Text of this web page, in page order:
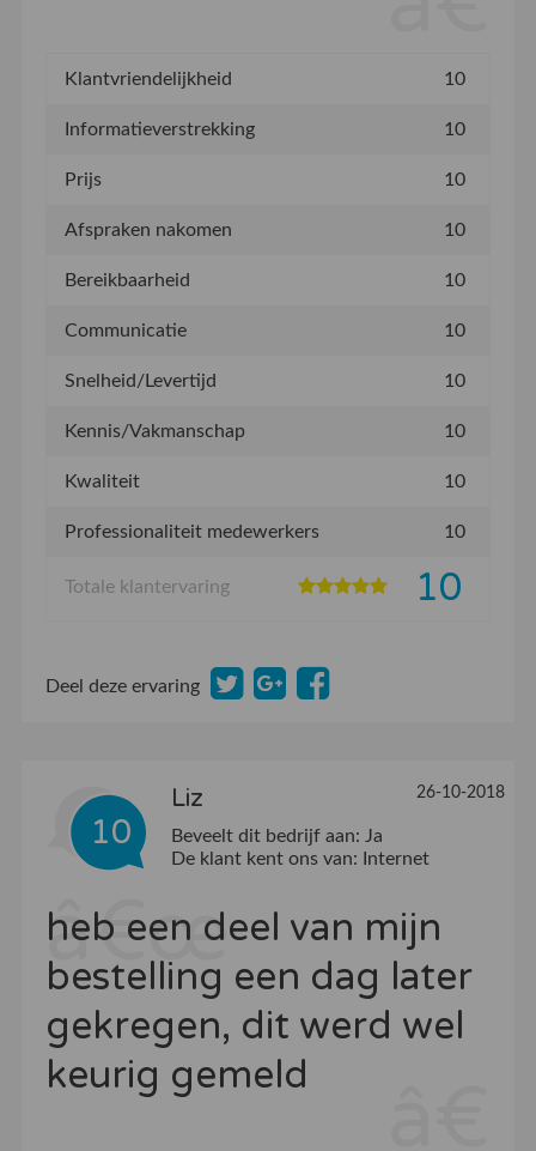
Klantvriendelijkheid 10
Informatieverstrekking 10
Prijs 10
Afspraken nakomen 10
Bereikbaarheid 10
Communicatie 10
Snelheid/Levertijd 10
Kennis/Vakmanschap 10
Kwaliteit 10
Professionaliteit medewerkers 10
Totale klantervaring 10
Deel deze ervaring
10
Liz 26-10-2018
Beveelt dit bedrijf aan: Ja
De klant kent ons van:
Internet
heb een deel van mijn
bestelling een dag later
gekregen, dit werd wel
keurig gemeld